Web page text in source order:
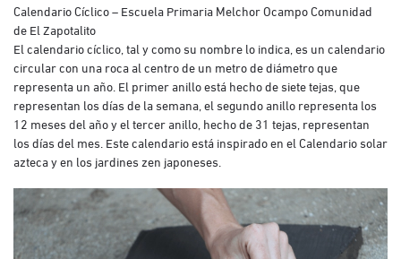
Calendario Cíclico – Escuela Primaria Melchor Ocampo Comunidad
de El Zapotalito
El calendario cíclico, tal y como su nombre lo indica, es un calendario
circular con una roca al centro de un metro de diámetro que
representa un año. El primer anillo está hecho de siete tejas, que
representan los días de la semana, el segundo anillo representa los
12 meses del año y el tercer anillo, hecho de 31 tejas, representan
los días del mes. Este calendario está inspirado en el Calendario solar
azteca y en los jardines zen japoneses.